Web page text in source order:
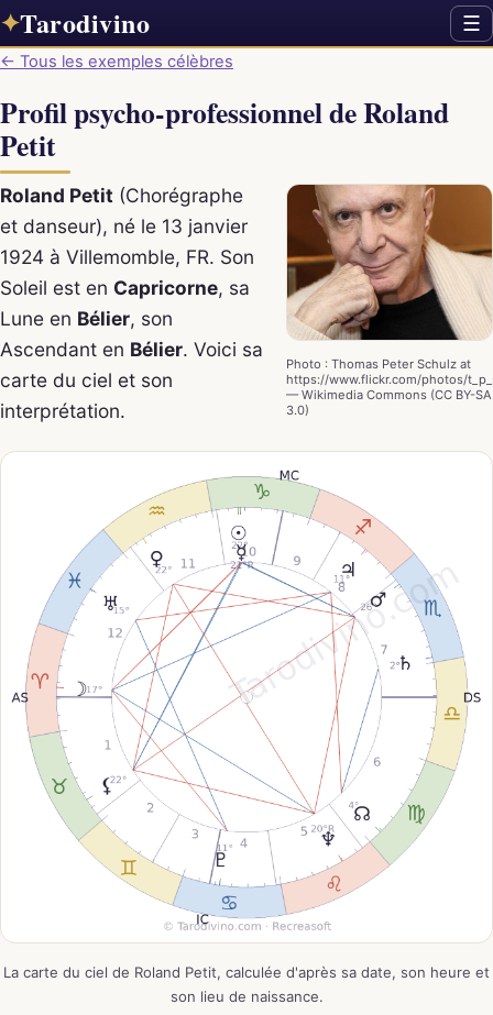
✦Tarodivino ☰
← Tous les exemples célèbres
Profil psycho-professionnel de Roland
Petit
Photo : Thomas Peter Schulz at
https://www.flickr.com/photos/
— Wikimedia Commons (CC BY-SA
3.0)
Roland Petit (Chorégraphe
et danseur), né le 13 janvier
1924 à Villemomble, FR. Son
Soleil est en Capricorne, sa
Lune en Bélier, son
Ascendant en Bélier. Voici sa
carte du ciel et son
interprétation.
La carte du ciel de Roland Petit, calculée d'après sa date, son heure et
son lieu de naissance.